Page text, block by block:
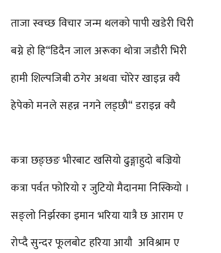
ताजा स्वच्छ विचार जन्म थलको पापी खडेरी चिरी
बग्ने हो हि“डिदैन जाल अरूका थोत्रा जडौरी भिरी
हामी शिल्पजिबी ठगेर अथवा चोरेर खाइन्न क्यै
हेपेको मनले सहन्न नगने लड्छौ“ डराइन्न क्यै
कत्रा छङ्छङ भीरबाट खसियो ढुङ्गाहुदो बज्रियो
कत्रा पर्वत फोरियो र जुटियो मैदानमा निस्कियो ।
सङ्लो निर्झरका इमान भरिया यात्रै छ आराम ए
रोप्दै सुन्दर फूलबोट हरिया आयौ अविश्राम ए